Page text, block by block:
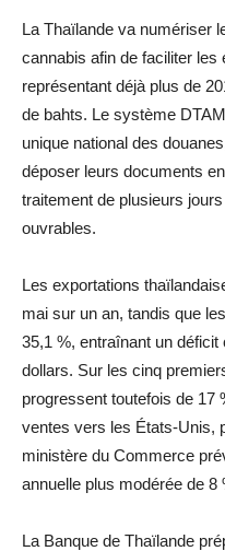
La Thaïlande va numériser
cannabis afin de faciliter les
représentant déjà plus de
de bahts. Le système
unique national des
déposer leurs documents
traitement de plusieurs
ouvrables.
Les exportations
mai sur un an, tandis que
35,1 %, entraînant un
dollars. Sur les cinq
progressent toutefois de 17
ventes vers les États-Unis,
ministère du Commerce
annuelle plus modérée de 8
La Banque de Thaïlande